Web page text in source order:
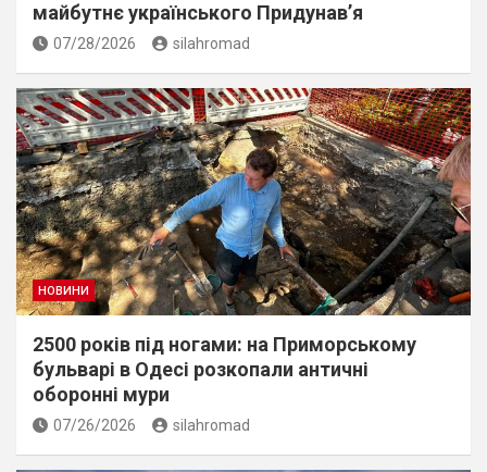
майбутнє українського Придунав’я
07/28/2026 silahromad
НОВИНИ
2500 років під ногами: на Приморському
бульварі в Одесі розкопали античні
оборонні мури
07/26/2026 silahromad